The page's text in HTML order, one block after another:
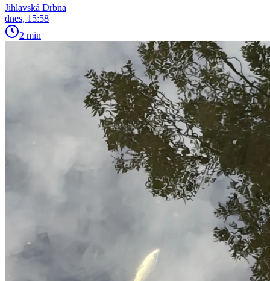
Jihlavská Drbna
dnes, 15:58
2 min